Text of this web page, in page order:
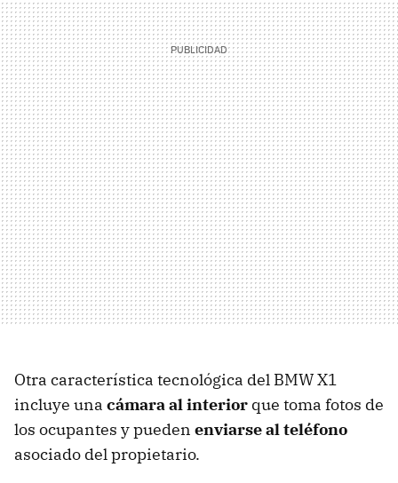
Otra característica tecnológica del BMW X1
incluye una cámara al interior que toma fotos de
los ocupantes y pueden enviarse al teléfono
asociado del propietario.